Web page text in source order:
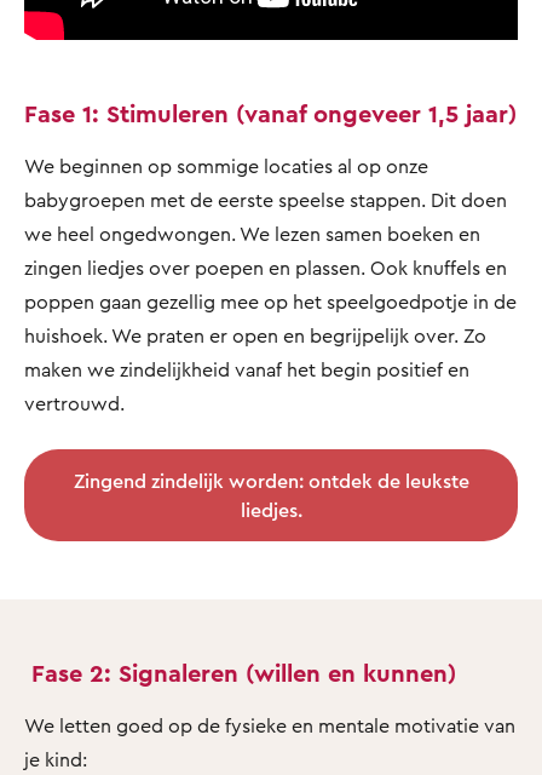
Fase 1: Stimuleren (vanaf ongeveer 1,5 jaar)
We beginnen op sommige locaties al op onze
babygroepen met de eerste speelse stappen. Dit doen
we heel ongedwongen. We lezen samen boeken en
zingen liedjes over poepen en plassen. Ook knuffels en
poppen gaan gezellig mee op het speelgoedpotje in de
huishoek. We praten er open en begrijpelijk over. Zo
maken we zindelijkheid vanaf het begin positief en
vertrouwd.
Zingend zindelijk worden: ontdek de leukste
liedjes.
Fase 2: Signaleren (willen en kunnen)
We letten goed op de fysieke en mentale motivatie van
je kind: